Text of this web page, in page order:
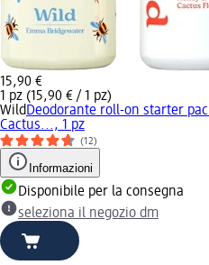
15,90 €
1 pz (15,90 € / 1 pz)
WildDeodorante roll-on starter
Cactus..., 1 pz
(12)
Informazioni
Disponibile per la consegna
seleziona il negozio dm